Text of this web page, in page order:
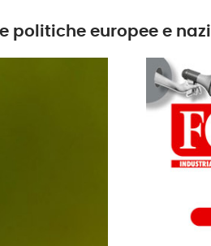
politiche europee e